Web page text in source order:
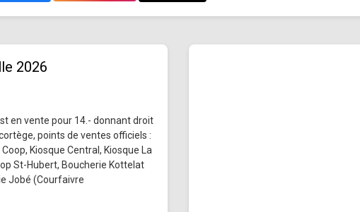
2026
en vente pour 14.- donnant droit
points de ventes officiels :
Kiosque Central, Kiosque La
St-Hubert, Boucherie Kottelat
Jobé (Courfaivre